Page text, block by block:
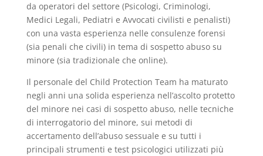
da operatori del settore (Psicologi, Criminologi,
Medici Legali, Pediatri e Avvocati civilisti e penalisti)
con una vasta esperienza nelle consulenze forensi
(sia penali che civili) in tema di sospetto abuso su
minore (sia tradizionale che online).
Il personale del Child Protection Team ha maturato
negli anni una solida esperienza nell’ascolto protetto
del minore nei casi di sospetto abuso, nelle tecniche
di interrogatorio del minore, sui metodi di
accertamento dell’abuso sessuale e su tutti i
principali strumenti e test psicologici utilizzati più